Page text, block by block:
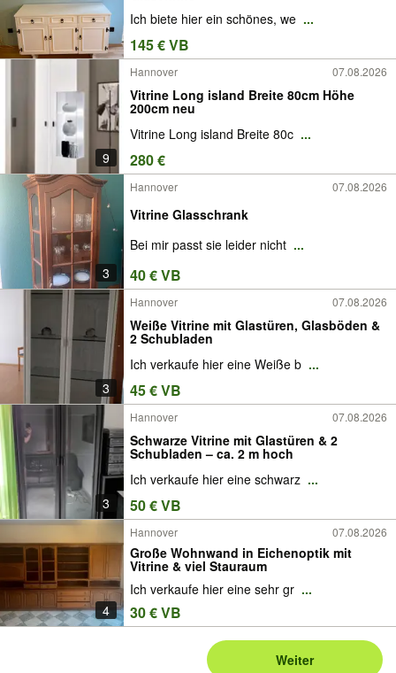
Ich biete hier ein schönes, we ...
145 € VB
9
Hannover 07.08.2026
Vitrine Long island Breite 80cm Höhe
200cm neu
Vitrine Long island Breite 80c ...
280 €
3
Hannover 07.08.2026
Vitrine Glasschrank
Bei mir passt sie leider nicht ...
40 € VB
3
Hannover 07.08.2026
Weiße Vitrine mit Glastüren, Glasböden &
2 Schubladen
Ich verkaufe hier eine Weiße b ...
45 € VB
3
Hannover 07.08.2026
Schwarze Vitrine mit Glastüren & 2
Schubladen – ca. 2 m hoch
Ich verkaufe hier eine schwarz ...
50 € VB
4
Hannover 07.08.2026
Große Wohnwand in Eichenoptik mit
Vitrine & viel Stauraum
Ich verkaufe hier eine sehr gr ...
30 € VB
Weiter